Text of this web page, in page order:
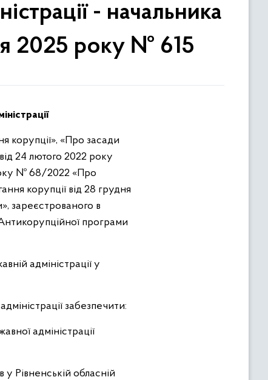
- начальника
2025 року № 615
корупції», «Про засади
24 лютого 2022 року
№ 68/2022 «Про
корупції від 28 грудня
зареєстрованого в
програми
адміністрації у
забезпечити:
адміністрації
Рівненській обласній